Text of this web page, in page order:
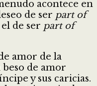
acontece en
de ser part of
de ser part of
amor de la
de amor
y sus caricias.